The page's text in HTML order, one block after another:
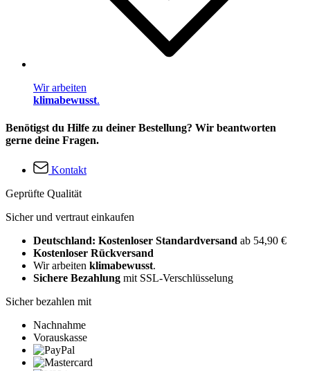
Wir arbeiten
klimabewusst.
Benötigst du Hilfe zu deiner Bestellung? Wir beantworten
gerne deine Fragen.
Kontakt
Geprüfte Qualität
Sicher und vertraut einkaufen
Deutschland: Kostenloser Standardversand ab 54,90 €
Kostenloser Rückversand
Wir arbeiten klimabewusst.
Sichere Bezahlung mit SSL-Verschlüsselung
Sicher bezahlen mit
Nachnahme
Vorauskasse